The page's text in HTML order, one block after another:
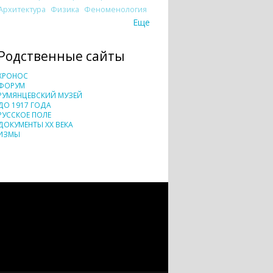
Физика Феноменология
Еще
сайты
МУЗЕЙ
1917 ГОДА
ПОЛЕ
XX ВЕКА